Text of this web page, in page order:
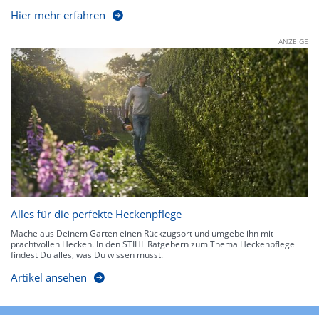
Hier mehr erfahren
ANZEIGE
Alles für die perfekte Heckenpflege
Mache aus Deinem Garten einen Rückzugsort und umgebe ihn mit
prachtvollen Hecken. In den STIHL Ratgebern zum Thema Heckenpflege
findest Du alles, was Du wissen musst.
Artikel ansehen